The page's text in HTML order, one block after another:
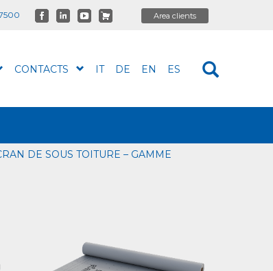
CONTACTS IT DE EN ES
DE SOUS TOITURE – GAMME